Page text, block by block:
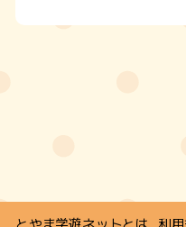
とやま学遊ネットとは 利